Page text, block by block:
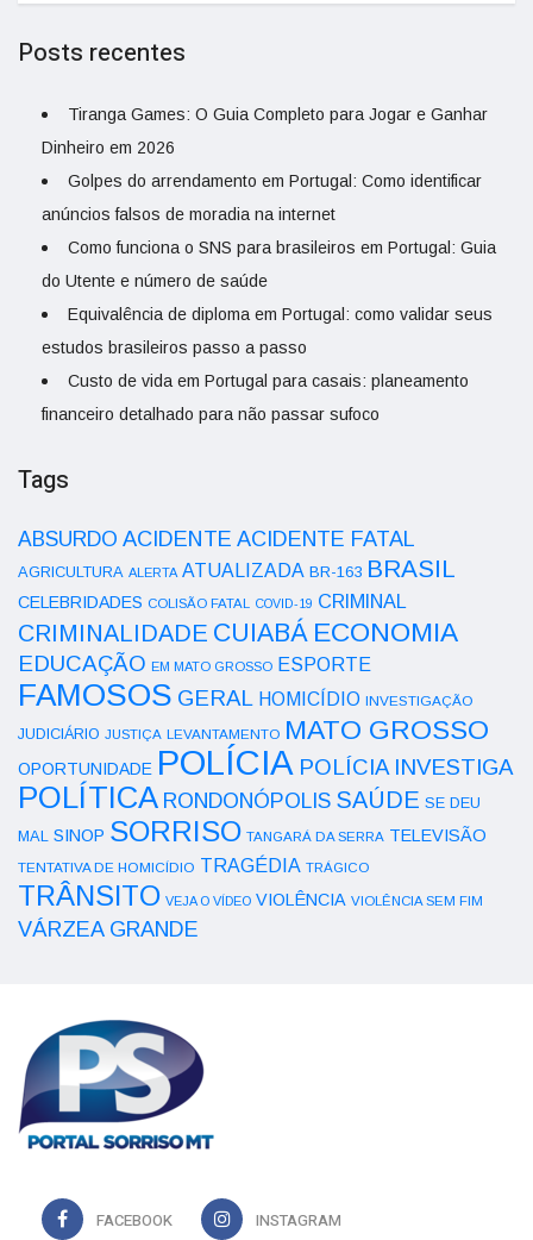
Posts recentes
Tiranga Games: O Guia Completo para Jogar e Ganhar
Dinheiro em 2026
Golpes do arrendamento em Portugal: Como identificar
anúncios falsos de moradia na internet
Como funciona o SNS para brasileiros em Portugal: Guia
do Utente e número de saúde
Equivalência de diploma em Portugal: como validar seus
estudos brasileiros passo a passo
Custo de vida em Portugal para casais: planeamento
financeiro detalhado para não passar sufoco
Tags
ABSURDO ACIDENTE ACIDENTE FATAL
AGRICULTURA ALERTA ATUALIZADA BR-163 BRASIL
CELEBRIDADES COLISÃO FATAL COVID-19 CRIMINAL
CRIMINALIDADE CUIABÁ ECONOMIA
EDUCAÇÃO EM MATO GROSSO ESPORTE
FAMOSOS GERAL HOMICÍDIO INVESTIGAÇÃO
JUDICIÁRIO JUSTIÇA LEVANTAMENTO MATO GROSSO
OPORTUNIDADE POLÍCIA POLÍCIA INVESTIGA
POLÍTICA RONDONÓPOLIS SAÚDE SE DEU
MAL SINOP SORRISO TANGARÁ DA SERRA TELEVISÃO
TENTATIVA DE HOMICÍDIO TRAGÉDIA TRÁGICO
TRÂNSITO VEJA O VÍDEO VIOLÊNCIA VIOLÊNCIA SEM FIM
VÁRZEA GRANDE
FACEBOOK INSTAGRAM